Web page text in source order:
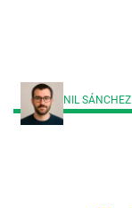
NIL SÁNCHEZ